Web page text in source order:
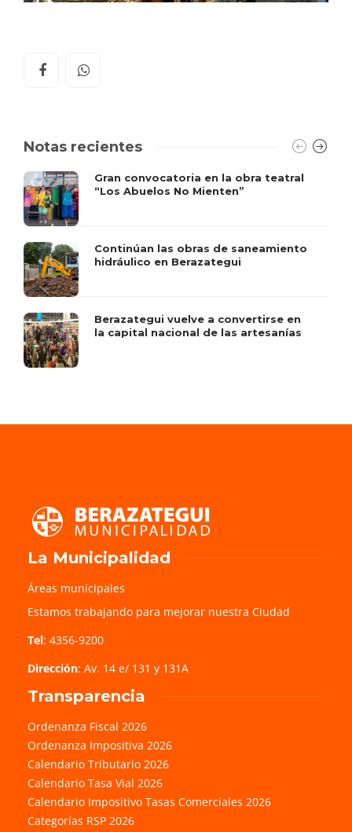
Notas recientes
Gran convocatoria en la obra teatral
“Los Abuelos No Mienten”
Continúan las obras de saneamiento
hidráulico en Berazategui
Berazategui vuelve a convertirse en
la capital nacional de las artesanías
La Municipalidad
Áreas municipales
Estamos trabajando para mejorar nuestra Ciudad
Tel: 4356-9200
Dirección: Av. 14 e/ 131 y 131A
Transparencia
Ordenanza Fiscal 2026
Ordenanza Impositiva 2026
Calendario Tributario 2026
Calendario Tasa Vial 2026
Calendario Impositivo Tasas Comerciales 2026
Categorías RSP 2026